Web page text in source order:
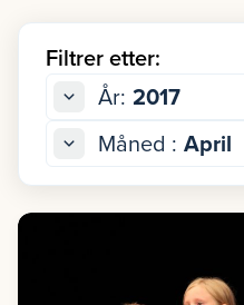
Filtrer etter:
År: 2017
Måned : April